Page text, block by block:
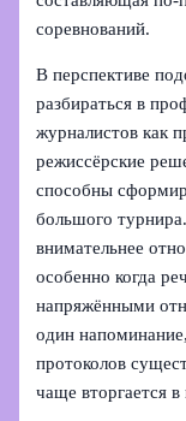
соревнований.
В перспективе
разбираться в
журналистов как
режиссёрские
способны
большого
внимательнее
особенно когда
напряжёнными
один
протоколов
чаще вторгается